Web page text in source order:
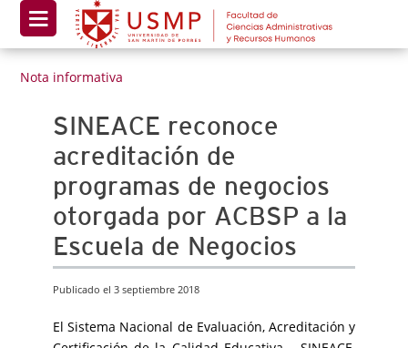
Nota informativa
SINEACE reconoce
acreditación de
programas de negocios
otorgada por ACBSP a la
Escuela de Negocios
Publicado el 3 septiembre 2018
El Sistema Nacional de Evaluación, Acreditación y